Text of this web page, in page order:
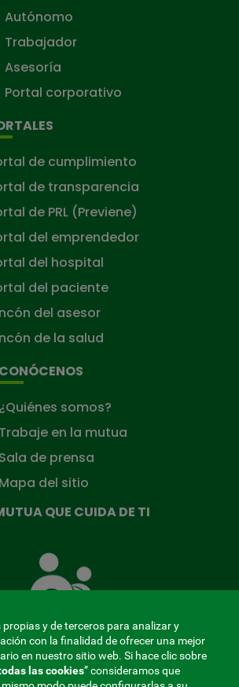
Autónomo
Trabajador
Asesoría
Portal corporativo
de cumplimiento
de transparencia
de PRL (Previene)
del emprendedor
del hospital
del paciente
del asesor
de la salud
CONÓCENOS
¿Quiénes somos?
Trabaje en la mutua
Sala de prensa
Mapa del sitio
QUE CUIDA DE TI
Mutua
que
y de terceros para analizar y
con la finalidad de ofrecer una mejor
en nuestro sitio web. Si hace clic sobre
las cookies” consideramos que